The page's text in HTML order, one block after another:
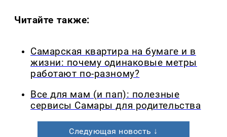
Читайте также:
Самарская квартира на бумаге и в
жизни: почему одинаковые метры
работают по-разному?
Все для мам (и пап): полезные
сервисы Самары для родительства
Следующая новость ↓